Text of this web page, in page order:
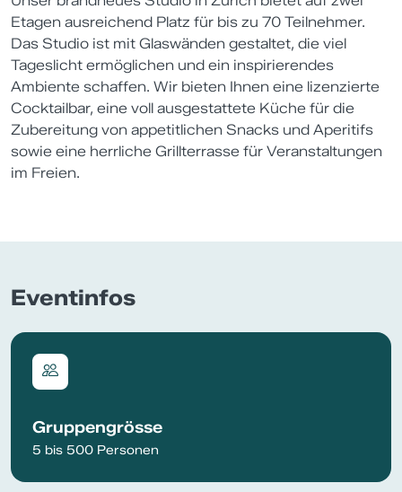
Etagen ausreichend Platz für bis zu 70 Teilnehmer.
Das Studio ist mit Glaswänden gestaltet, die viel
Tageslicht ermöglichen und ein inspirierendes
Ambiente schaffen. Wir bieten Ihnen eine lizenzierte
Cocktailbar, eine voll ausgestattete Küche für die
Zubereitung von appetitlichen Snacks und Aperitifs
sowie eine herrliche Grillterrasse für Veranstaltungen
im Freien.
Eventinfos
Gruppengrösse
5 bis 500 Personen